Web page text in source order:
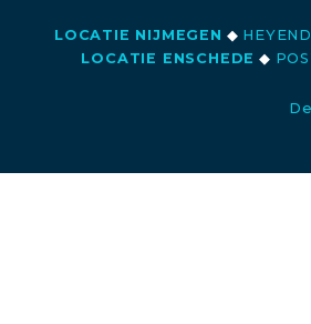
LOCATIE NIJMEGEN ◆
LOCATIE ENSCHEDE ◆